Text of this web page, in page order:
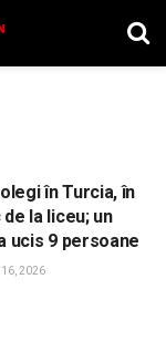
în Turcia, în
la liceu; un
ucis 9 persoane
16, 2026